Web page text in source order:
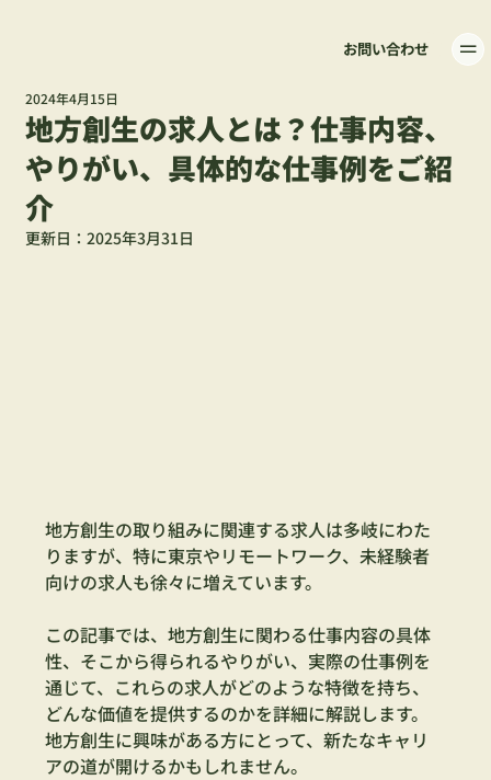
お問い合わせ
地方創生の求人とは？仕事内容、
やりがい、具体的な仕事例をご紹
介
2024年4月15日
更新日：2025年3月31日
地方創生の取り組みに関連する求人は多岐にわた
りますが、特に東京やリモートワーク、未経験者
向けの求人も徐々に増えています。
この記事では、地方創生に関わる仕事内容の具体
性、そこから得られるやりがい、実際の仕事例を
通じて、これらの求人がどのような特徴を持ち、
どんな価値を提供するのかを詳細に解説します。
地方創生に興味がある方にとって、新たなキャリ
アの道が開けるかもしれません。